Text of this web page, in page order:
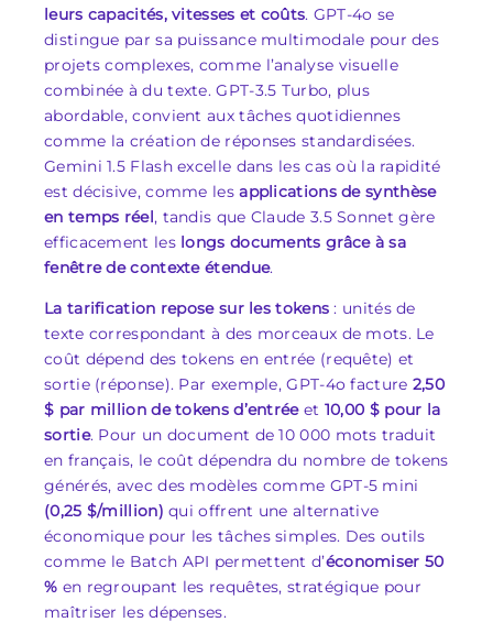
leurs capacités, vitesses et coûts. GPT-4o se
distingue par sa puissance multimodale pour des
projets complexes, comme l’analyse visuelle
combinée à du texte. GPT-3.5 Turbo, plus
abordable, convient aux tâches quotidiennes
comme la création de réponses standardisées.
Gemini 1.5 Flash excelle dans les cas où la rapidité
est décisive, comme lesapplications de synthèse
en temps réel, tandis que Claude 3.5 Sonnet gère
efficacement leslongs documents grâce à sa
fenêtre de contexte étendue.
La tarification repose sur les tokens : unités de
texte correspondant à des morceaux de mots. Le
coût dépend des tokens en entrée (requête) et
sortie (réponse). Par exemple, GPT-4o facture 2,50
$ par million de tokens d’entréeet 10,00 $ pour la
sortie. Pour un document de 10 000 mots traduit
en français, le coût dépendra du nombre de tokens
générés, avec des modèles comme GPT-5 mini
(0,25 $/million) qui offrent une alternative
économique pour les tâches simples. Des outils
comme le Batch API permettent d’économiser 50
% en regroupant les requêtes, stratégique pour
maîtriser les dépenses.